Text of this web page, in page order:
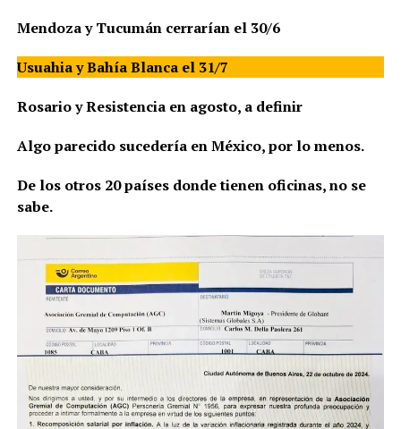
Mendoza y Tucumán cerrarían el 30/6
Usuahia y Bahía Blanca el 31/7
Rosario y Resistencia en agosto, a definir
Algo parecido sucedería en México, por lo menos.
De los otros 20 países donde tienen oficinas, no se
sabe.